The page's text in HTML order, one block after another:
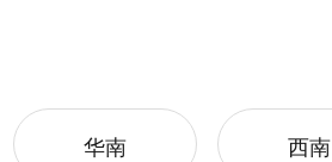
华南 西南